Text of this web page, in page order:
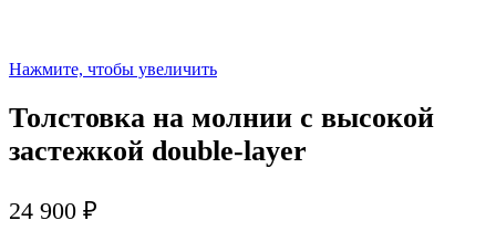
Нажмите, чтобы увеличить
Толстовка на молнии с высокой
застежкой double-layer
24 900 ₽